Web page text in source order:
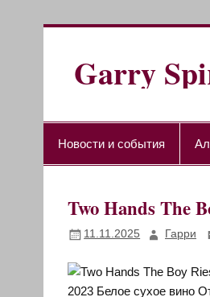
Перейти
Garry
Новости и события
Two Hands The
11.11.2025 Гарри